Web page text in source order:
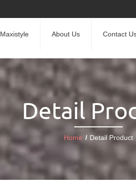
Maxistyle About Us Contact
Detail
Home / Detail Product